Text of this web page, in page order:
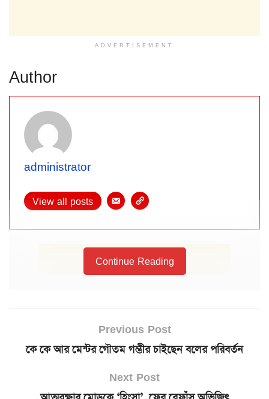
ADVERTISEMENT
Author
administrator
View all posts
Continue Reading
Previous Post
কে কে আর মেন্টর গৌতম গম্ভীর চাইছেন বলের পরিবর্তন
Next Post